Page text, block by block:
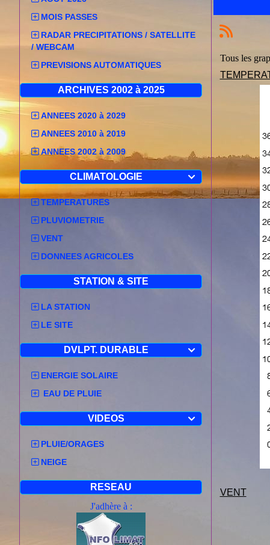
MOIS PASSES
RADAR PRECIPITATIONS / SATELLITE
/ WEBCAM
PREVISIONS AUTOMATIQUES
ARCHIVES 2002 à 2025
ANNEES 2020 à 2029
ANNEES 2010 à 2019
ANNEES 2002 à 2009

CLIMATOLOGIE
TEMPERATURES
PLUVIOMETRIE
VENT
DONNEES AGRICOLES
STATION & SITE
LA STATION
LE SITE

DVLPT. DURABLE
ENERGIE SOLAIRE
EAU DE PLUIE

VIDEOS
PLUIE/ORAGES
NEIGE
RESEAU
J'adhère à :
Tous les
VENT